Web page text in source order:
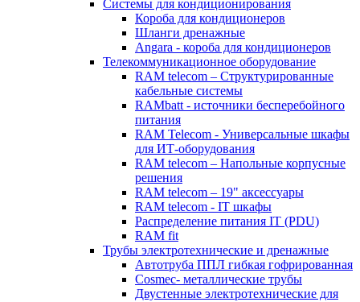
Системы для кондиционирования
Короба для кондиционеров
Шланги дренажные
Angara - короба для кондиционеров
Телекоммуникационное оборудование
RAM telecom – Структурированные
кабельные системы
RAMbatt - источники бесперебойного
питания
RAM Telecom - Универсальные шкафы
для ИТ-оборудования
RAM telecom – Напольные корпусные
решения
RAM telecom – 19" аксессуары
RAM telecom - IT шкафы
Распределение питания IT (PDU)
RAM fit
Трубы электротехнические и дренажные
Автотруба ППЛ гибкая гофрированная
Cosmec- металлические трубы
Двустенные электротехнические для